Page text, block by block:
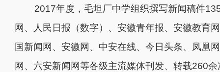
2017年度，毛坦厂中学组织撰写新闻稿件
网、人民日报（数字）、安徽青年报、安徽教育
国新闻网、安徽网、中安在线、今日头条、凤凰
网、六安新闻网等各级主流媒体刊发、转载260余